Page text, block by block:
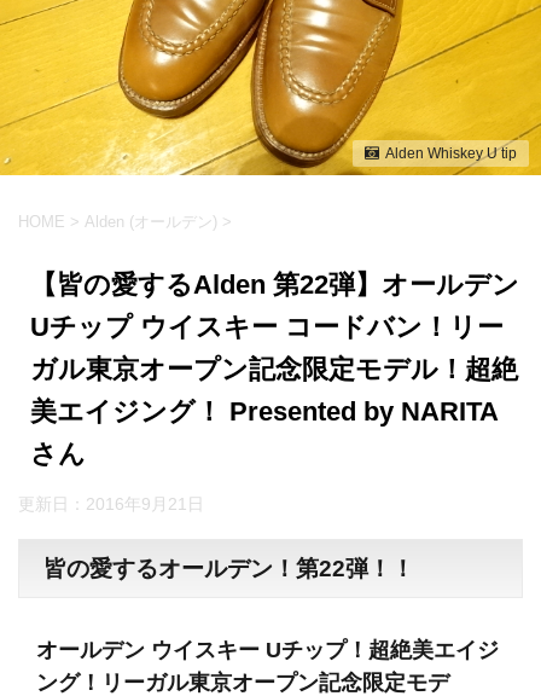
Alden Whiskey U tip
HOME > Alden (オールデン) >
【皆の愛するAlden 第22弾】オールデン
Uチップ ウイスキー コードバン！リー
ガル東京オープン記念限定モデル！超絶
美エイジング！ Presented by NARITA
さん
更新日： 2016年9月21日
皆の愛するオールデン！第22弾！！
オールデン ウイスキー Uチップ！超絶美エイジ
ング！リーガル東京オープン記念限定モデ